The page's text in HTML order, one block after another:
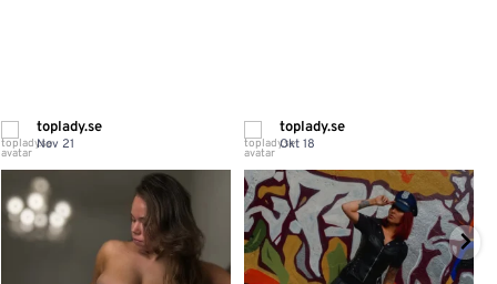
toplady.se
Nov 21
toplady.se
Okt 18